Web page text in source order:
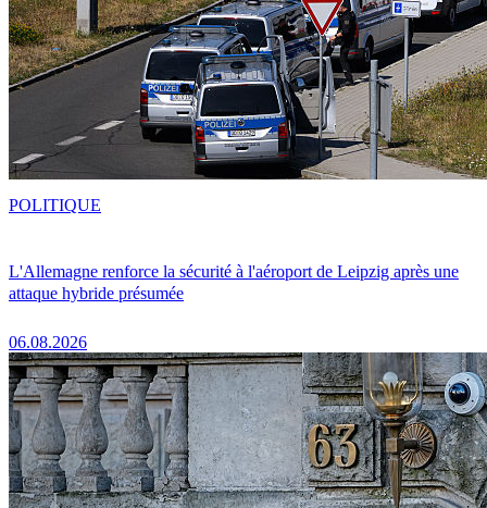
L'Allemagne renforce la sécurité à l'aéroport de Leipzig après une
attaque hybride présumée
06.08.2026
POLITIQUE